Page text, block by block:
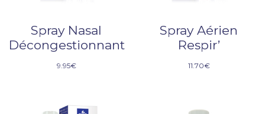
Spray Nasal
Décongestionnant
9.95€
Spray Aérien
Respir’
11.70€